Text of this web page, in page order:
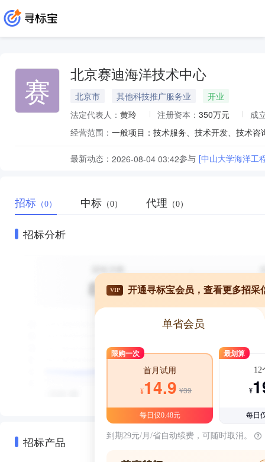
赛 北京赛迪海洋技术中心
北京市 其他科技推广服务业
开业
法定代表人： 黄玲 注册资本： 350万元
成
经营范围：
最新动态： 2026-08-04 03:42参与 [中山大学海洋工
招标 （0） 中标 （0） 代理 （0）
招标分析
招标产品
VIP 开通寻标宝会员，查看更多招采
单省会员
限购一次
首月试用
¥14.9 ¥39
每日仅0.48元
最划算
12
¥
每日
到期29元/月/省自动续费，可随时取消。